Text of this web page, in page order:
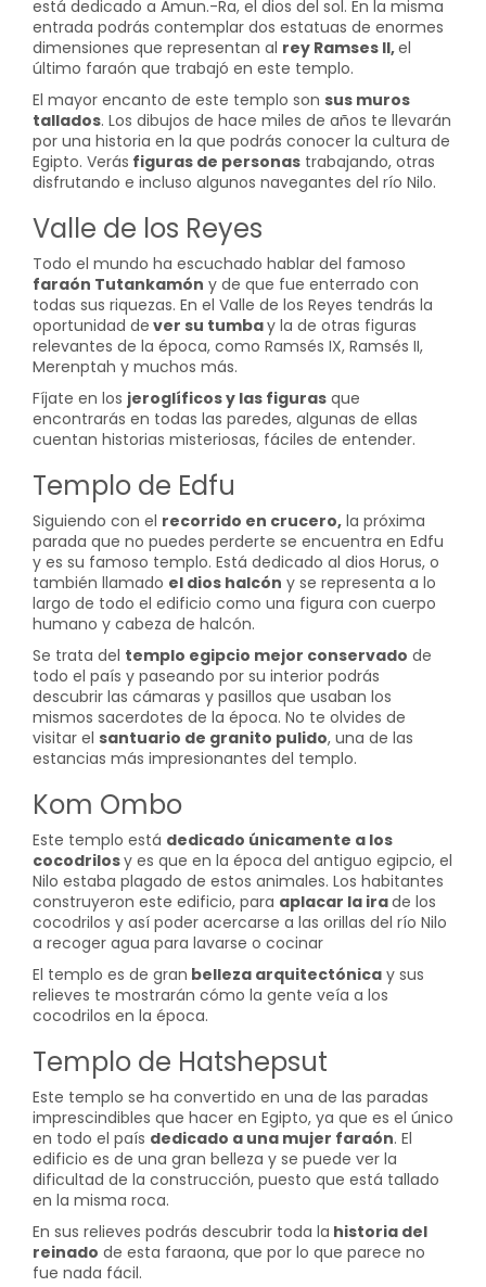
está dedicado a Amun.-Ra, el dios del sol. En la misma
entrada podrás contemplar dos estatuas de enormes
dimensiones que representan al rey Ramses II,el
último faraón que trabajó en este templo.
El mayor encanto de este templo son sus muros
tallados. Los dibujos de hace miles de años te llevarán
por una historia en la que podrás conocer la cultura de
Egipto. Verás figuras de personas trabajando, otras
disfrutando e incluso algunos navegantes del río Nilo.
Valle de los Reyes
Todo el mundo ha escuchado hablar del famoso
faraón Tutankamón y de que fue enterrado con
todas sus riquezas. En el Valle de los Reyes tendrás la
oportunidad de ver su tumbay la de otras figuras
relevantes de la época, como Ramsés IX, Ramsés II,
Merenptah y muchos más.
Fíjate en los jeroglíficos y las figuras que
encontrarás en todas las paredes, algunas de ellas
cuentan historias misteriosas, fáciles de entender.
Templo de Edfu
Siguiendo con el recorrido en crucero, la próxima
parada que no puedes perderte se encuentra en Edfu
y es su famoso templo. Está dedicado al dios Horus, o
también llamado el dios halcón y se representa a lo
largo de todo el edificio como una figura con cuerpo
humano y cabeza de halcón.
Se trata del templo egipcio mejor conservado de
todo el país y paseando por su interior podrás
descubrir las cámaras y pasillos que usaban los
mismos sacerdotes de la época. No te olvides de
visitar el santuario de granito pulido, una de las
estancias más impresionantes del templo.
Kom Ombo
Este templo está dedicado únicamente a los
cocodrilosy es que en la época del antiguo egipcio, el
Nilo estaba plagado de estos animales. Los habitantes
construyeron este edificio, para aplacar la irade los
cocodrilos y así poder acercarse a las orillas del río Nilo
a recoger agua para lavarse o cocinar
El templo es de gran belleza arquitectónica y sus
relieves te mostrarán cómo la gente veía a los
cocodrilos en la época.
Templo de Hatshepsut
Este templo se ha convertido en una de las paradas
imprescindibles que hacer en Egipto, ya que es el único
en todo el país dedicado a una mujer faraón. El
edificio es de una gran belleza y se puede ver la
dificultad de la construcción, puesto que está tallado
en la misma roca.
En sus relieves podrás descubrir toda la historia del
reinado de esta faraona, que por lo que parece no
fue nada fácil.